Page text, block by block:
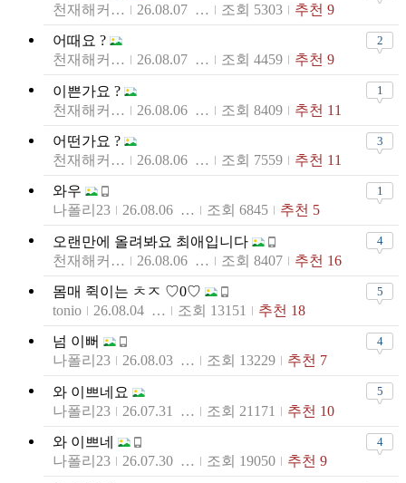
천재해커하데스
26.08.07 08:20 조회 5303 추천 9
어때요 ?
천재해커하데스
26.08.07 08:13 조회 4459 추천 9
2
이쁜가요 ?
천재해커하데스
26.08.06 09:48 조회 8409 추천 11
1
어떤가요 ?
천재해커하데스
26.08.06 08:37 조회 7559 추천 11
3
와우
나폴리23
26.08.06 02:51 조회 6845 추천 5
1
오랜만에 올려봐요 최애입니다
천재해커하데스
26.08.06 01:45 조회 8407 추천 16
4
몸매 쥑이는 ㅊㅈ ♡0♡
tonio
26.08.04 23:30 조회 13151 추천 18
5
넘 이뻐
나폴리23
26.08.03 19:23 조회 13229 추천 7
4
와 이쁘네요
나폴리23
26.07.31 19:46 조회 21171 추천 10
5
와 이쁘네
나폴리23
26.07.30 14:02 조회 19050 추천 9
4